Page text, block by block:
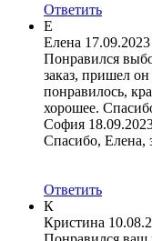
Ответить
Е
Елена 17.09.2023
Понравился
заказ, пришел
понравилось,
хорошее.
София
Спасибо, Елена,
Ответить
К
Кристина